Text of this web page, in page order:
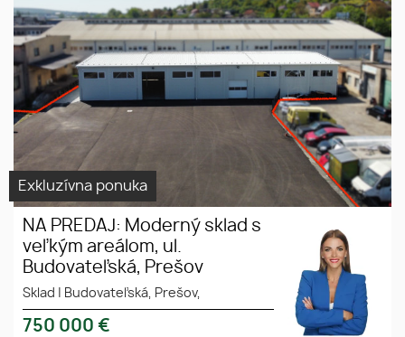
predaj
Exkluzívna ponuka
NA PREDAJ: Moderný sklad s
veľkým areálom, ul.
Budovateľská, Prešov
Sklad Budovateľská, Prešov,
750 000 €